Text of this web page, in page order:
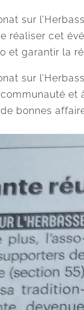
sur
réaliser cet
et garantir la
sur
et
bonnes